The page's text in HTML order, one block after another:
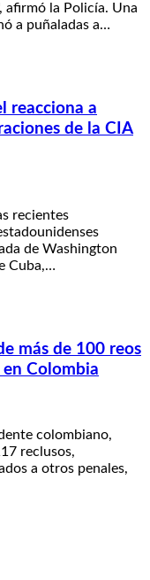
afirmó la Policía. Una
a puñaladas a…
reacciona a
de la CIA
recientes
de Washington
Cuba,…
más de 100 reos
en Colombia
colombiano,
reclusos,
a otros penales,